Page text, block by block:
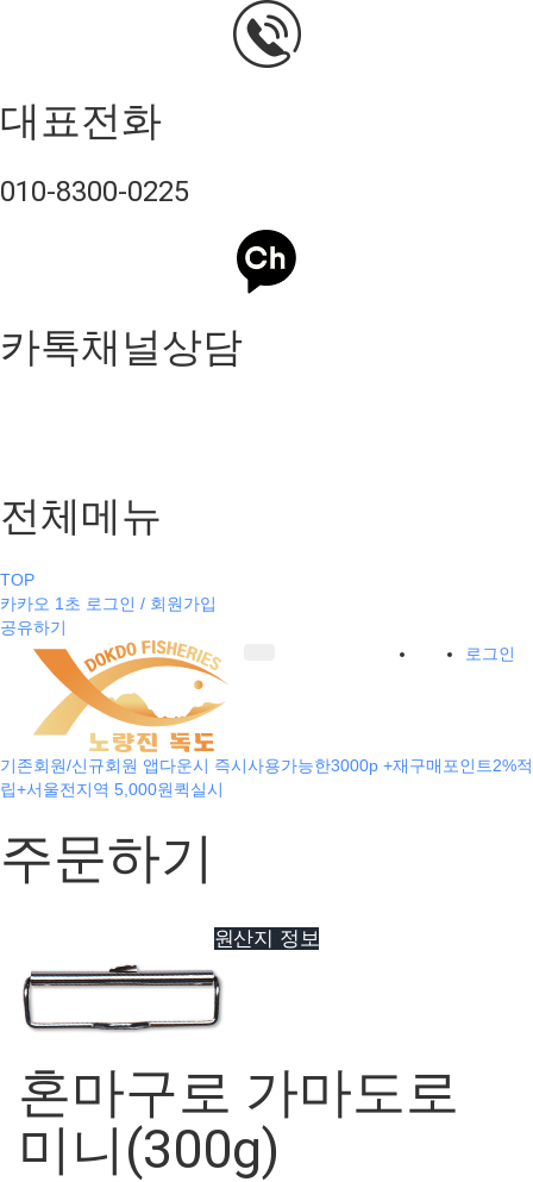
대표전화
010-8300-0225
카톡채널상담
전체메뉴
TOP
카카오 1초 로그인 / 회원가입
공유하기
로그인
기존회원/신규회원 앱다운시 즉시사용가능한3000p +재구매포인트2%적
립+서울전지역 5,000원퀵실시
주문하기
원산지 정보
혼마구로 가마도로
미니(300g)